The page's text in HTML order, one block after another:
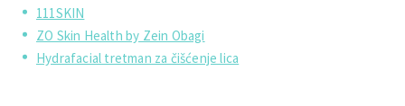
111SKIN
ZO Skin Health by Zein Obagi
Hydrafacial tretman za čišćenje lica